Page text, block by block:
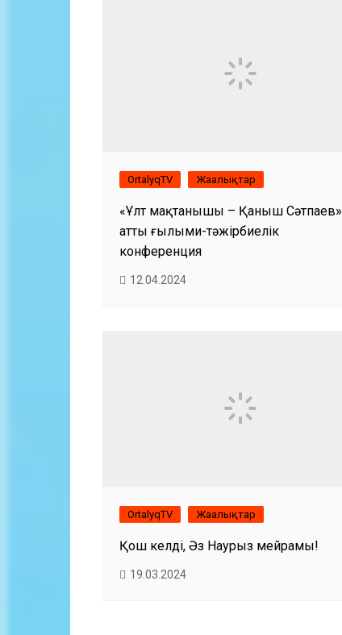
OrtalyqTV Жаңалықтар
«Ұлт мақтанышы – Қаныш Сәтпаев»
атты ғылыми-тәжірбиелік
конференция
12.04.2024
OrtalyqTV Жаңалықтар
Қош келдің, Әз Наурыз мейрамы!
19.03.2024